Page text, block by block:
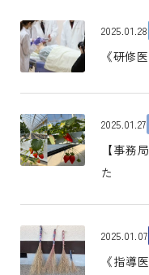
2025.01.28
《研修
2025.01.27
【事務
た
2025.01.07
《指導